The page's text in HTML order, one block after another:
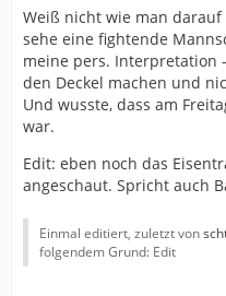
Weiß nicht wie man
sehe eine fightende
meine pers. Interpretation
den Deckel machen und
Und wusste, dass am
war.
Edit: eben noch das
angeschaut. Spricht auch
Einmal editiert, zuletzt von
folgendem Grund: Edit